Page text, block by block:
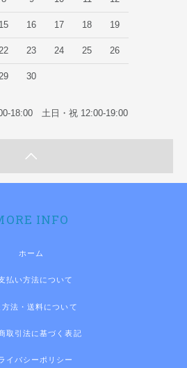
15 16 17 18 19
23 24 25 26
30
18:00 土日・祝 12:00-19:00
INFO
ホーム
払い方法について
方法・送料について
取引法に基づく表記
イバシーポリシー